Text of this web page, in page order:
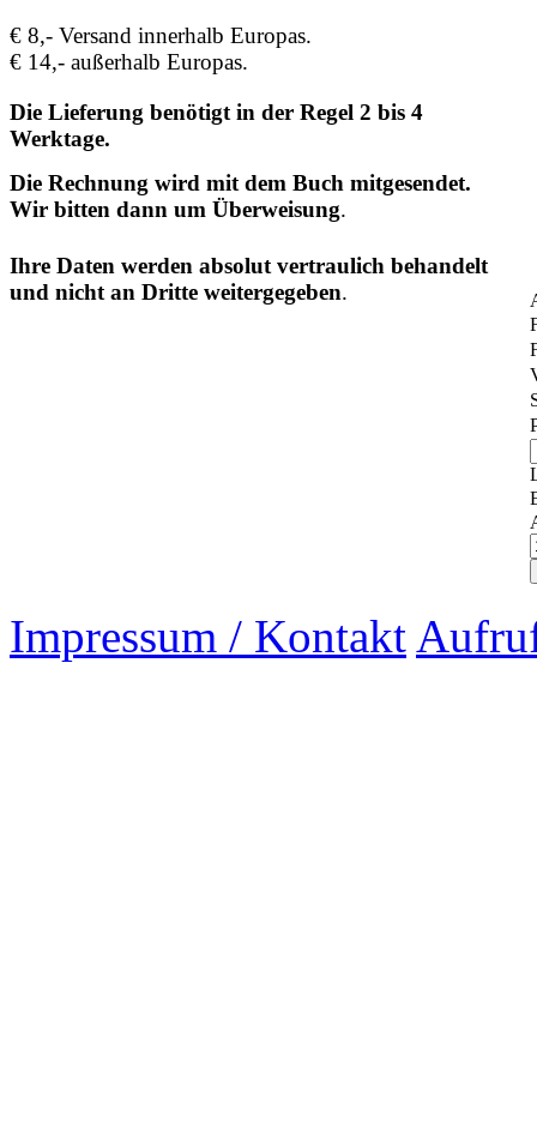
€ 8,- Versand innerhalb Europas.
€ 14,- außerhalb Europas.
Die Lieferung benötigt in der Regel 2 bis 4
Werktage.
Die Rechnung wird mit dem Buch mitgesendet.
Wir bitten dann um Überweisung.
Ihre Daten werden absolut vertraulich behandelt
und nicht an Dritte weitergegeben.
Impressum / Kontakt